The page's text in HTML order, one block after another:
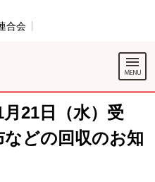
合会
す。
する
21日（水）受
どの回収のお知